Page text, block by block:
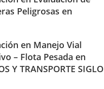
Peligrosas en
en Manejo Vial
– Flota Pesada en
Y TRANSPORTE SIGLO